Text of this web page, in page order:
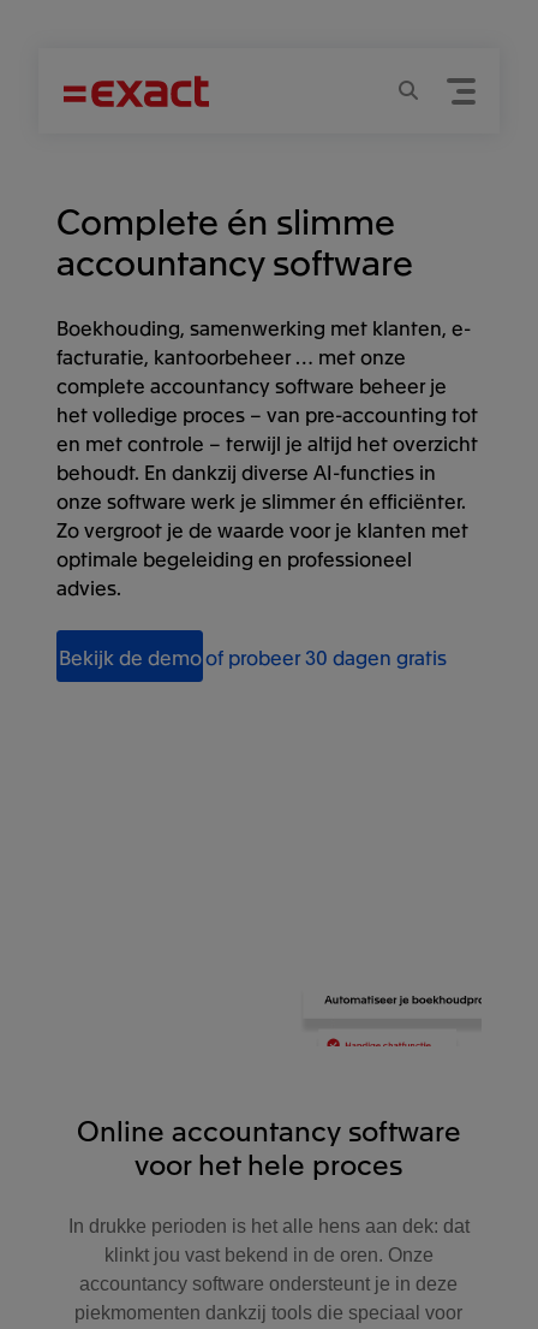
Menu
Zoeken
Complete én slimme
accountancy software
Boekhouding, samenwerking met klanten, e-
facturatie, kantoorbeheer … met onze
complete accountancy software beheer je
het volledige proces – van pre-accounting tot
en met controle – terwijl je altijd het overzicht
behoudt. En dankzij diverse AI-functies in
onze software werk je slimmer én efficiënter.
Zo vergroot je de waarde voor je klanten met
optimale begeleiding en professioneel
advies.
Bekijk de demoof probeer 30 dagen gratis
Online accountancy software
voor het hele proces
In drukke perioden is het alle hens aan dek: dat
klinkt jou vast bekend in de oren. Onze
accountancy software ondersteunt je in deze
piekmomenten dankzij tools die speciaal voor